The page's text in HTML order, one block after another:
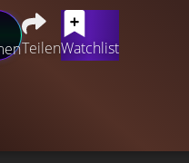
TeilenWatchlist